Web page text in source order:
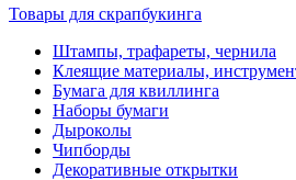
Товары для скрапбукинга
Штампы, трафареты, чернила
Клеящие материалы,
Бумага для квиллинга
Наборы бумаги
Дыроколы
Чипборды
Декоративные открытки